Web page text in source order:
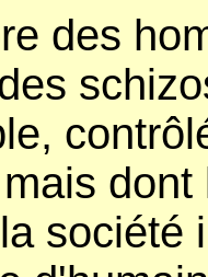
des
société